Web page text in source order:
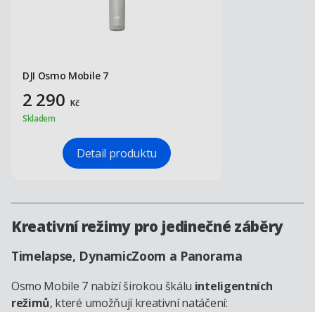
DJI Osmo Mobile 7
2 290 Kč
Skladem
Detail produktu
Kreativní režimy pro jedinečné záběry
Timelapse, DynamicZoom a Panorama
Osmo Mobile 7 nabízí širokou škálu inteligentních
režimů, které umožňují kreativní natáčení: